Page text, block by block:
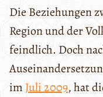
Die Beziehungen
Region und der
feindlich. Doch
im Juli 2009, hat